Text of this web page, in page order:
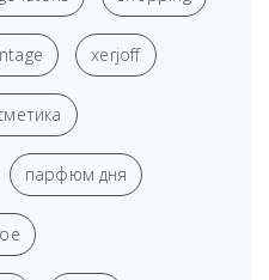
xerjoff
парфюм дня